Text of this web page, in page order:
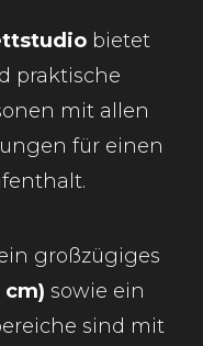
bietet
praktische
mit allen
für einen
großzügiges
cm) sowie ein
sind mit